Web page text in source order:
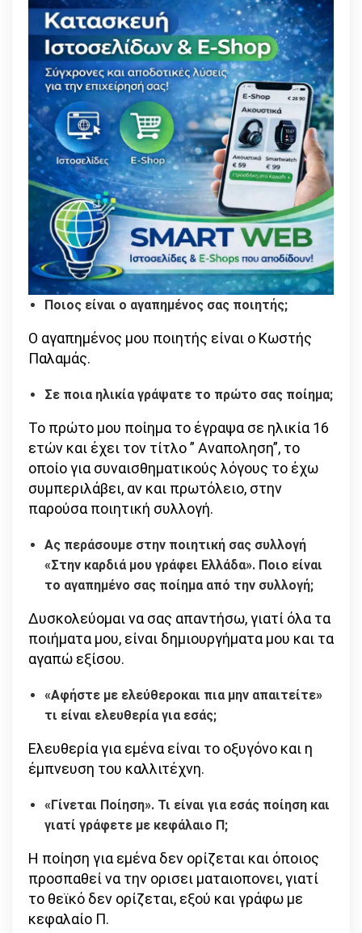
Ποιος είναι ο αγαπημένος σας ποιητής;
Ο αγαπημένος μου ποιητής είναι ο Κωστής
Παλαμάς.
Σε ποια ηλικία γράψατε το πρώτο σας ποίημα;
Το πρώτο μου ποίημα το έγραψα σε ηλικία 16
ετών και έχει τον τίτλο ” Αναποληση”, το
οποίο για συναισθηματικούς λόγους το έχω
συμπεριλάβει, αν και πρωτόλειο, στην
παρούσα ποιητική συλλογή.
Ας περάσουμε στην ποιητική σας συλλογή
«Στην καρδιά μου γράφει Ελλάδα». Ποιο είναι
το αγαπημένο σας ποίημα από την συλλογή;
Δυσκολεύομαι να σας απαντήσω, γιατί όλα τα
ποιήματα μου, είναι δημιουργήματα μου και τα
αγαπώ εξίσου.
«Αφήστε με ελεύθεροκαι πια μην απαιτείτε»
τι είναι ελευθερία για εσάς;
Ελευθερία για εμένα είναι το οξυγόνο και η
έμπνευση του καλλιτέχνη.
«Γίνεται Ποίηση». Τι είναι για εσάς ποίηση και
γιατί γράφετε με κεφάλαιο Π;
Η ποίηση για εμένα δεν ορίζεται και όποιος
προσπαθεί να την ορισει ματαιοπονει, γιατί
το θεϊκό δεν ορίζεται, εξού και γράφω με
κεφαλαίο Π.